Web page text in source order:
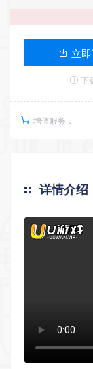
立
下
增值服务：
详情介绍